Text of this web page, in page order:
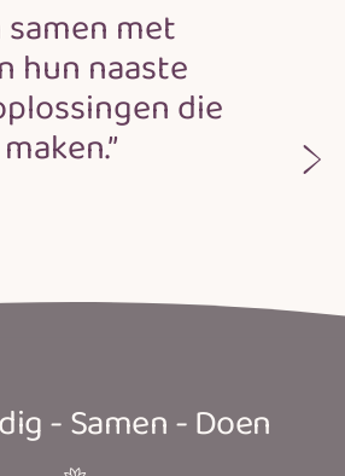
samen met
hun naaste
die
- Samen - Doen